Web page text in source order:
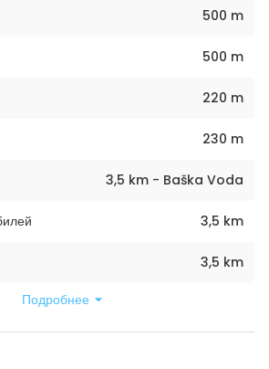
500 m
500 m
220 m
230 m
3,5 km - Baška Voda
3,5 km
3,5 km
Подробнее